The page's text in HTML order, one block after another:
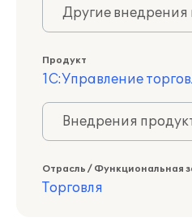
Другие внедрения
Продукт
1С:Управление
Внедрения
Отрасль / Функциональная
Торговля